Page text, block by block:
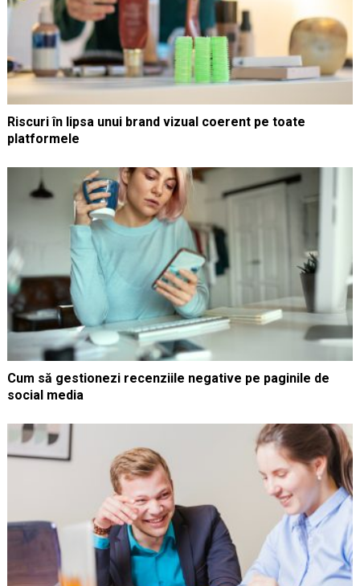
Riscuri în lipsa unui brand vizual coerent pe toate
platformele
Cum să gestionezi recenziile negative pe paginile de
social media